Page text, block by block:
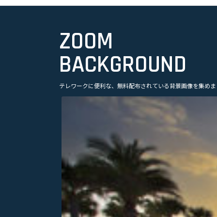
ZOOM
BACKGROUND
テレワークに便利な、無料配布されている背景画像を集め
美容